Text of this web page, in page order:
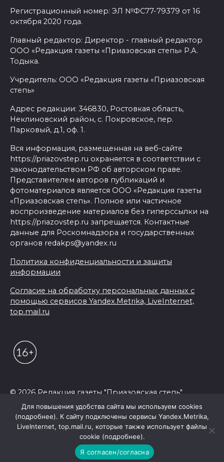
Регистрационный номер: ЭЛ №ФС77-79379 от 16
октября 2020 года.
Главный редактор: Директор - главный редактор
ООО «Редакция газеты «Приазовская степь» Р.А.
Тодыка.
Учредитель: ООО «Редакция газеты «Приазовская
степь»
Адрес редакции: 346830, Ростовкая область,
Неклиновский район, с. Покровское, пер.
Парковый, д.1, оф. 1.
Вся информация, размещенная на веб-сайте
https://priazovstep.ru охраняется в соответствии с
законодательством РФ об авторском праве.
Представителем авторов публикаций и
фотоматериалов является ООО «Редакция газеты
«Приазовская степь». Полное или частичное
воспроизведение материалов без гиперссылки на
https://priazovstep.ru запрещается. Контактные
данные для Роскомнадзора и государственных
органов redakps@yandex.ru
Политика конфиденциальности и защиты
информации
Согласие на обработку персональных данных с
помощью сервисов Yandex.Metrika, LiveInternet,
top.mail.ru
© 2026 Редакция газеты "Приазовская степь"
Для повышения удобства сайта мы используем cookies
(подробнее). К сайту подключены сервисы Yandex.Metrika,
LiveInternet, top.mail.ru, которые также использует файлы
cookie (подробнее).
Я согласен/согласна